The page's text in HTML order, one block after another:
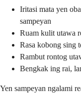
Iritasi mata yen
sampeyan
Ruam kulit utawa
Rasa kobong sing
Rambut rontog
Bengkak ing rai,
Yen sampeyan ngalami